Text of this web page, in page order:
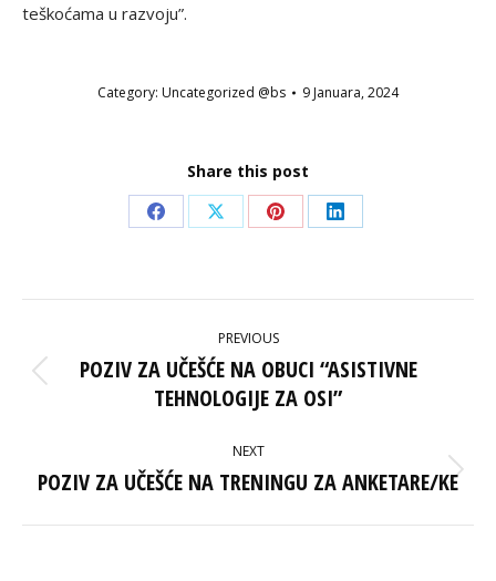
teškoćama u razvoju”.
Category: Uncategorized @bs 9 Januara, 2024
Share this post
Share
Facebook
Share
X
Share
Pinterest
Share
LinkedIn
NAVIGATION
PREVIOUS
Previous
post:
POZIV ZA UČEŠĆE NA OBUCI “ASISTIVNE
TEHNOLOGIJE ZA OSI”
NEXT
Next
POZIV ZA UČEŠĆE NA TRENINGU ZA ANKETARE/KE